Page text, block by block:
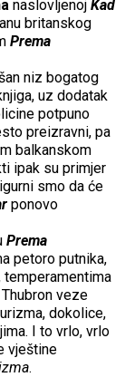
naslovljenoj Kad
britanskog
Prema
niz bogatog
uz dodatak
potpuno
preizravni, pa
balkanskom
ipak su primjer
smo da će
ponovo
Prema
petoro putnika,
veze
dokolice,
I to vrlo, vrlo
vještine
.